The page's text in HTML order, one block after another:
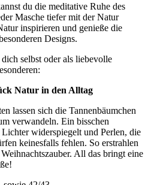
du die meditative Ruhe des
Masche tiefer mit der Natur
inspirieren und genieße die
Designs.
selbst oder als liebevolle
Natur in den Alltag
lassen sich die Tannenbäumchen
verwandeln. Ein bisschen
widerspiegelt und Perlen, die
keinesfalls fehlen. So erstrahlen
All das bringt eine